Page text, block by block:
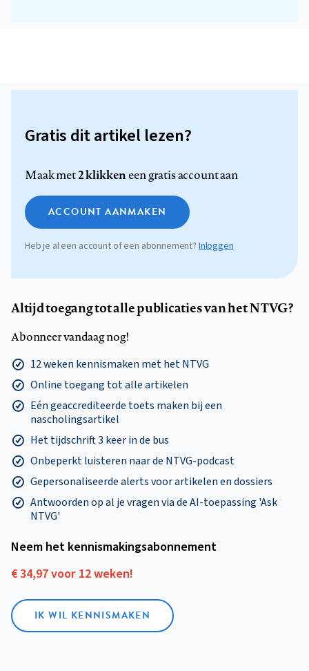
Gratis dit artikel lezen?
Maak met2 klikkeneen gratis account aan
ACCOUNT AANMAKEN
Heb je al een account of een abonnement? Inloggen
Altijd toegang tot alle publicaties van het NTVG?
Abonneer vandaag nog!
12 weken kennismaken met het NTVG
Online toegang tot alle artikelen
Eén geaccrediteerde toets maken bij een
nascholingsartikel
Het tijdschrift 3 keer in de bus
Onbeperkt luisteren naar de NTVG-podcast
Gepersonaliseerde alerts voor artikelen en dossiers
Antwoorden op al je vragen via de AI-toepassing 'Ask
NTVG'
Neem het kennismakings­abonnement
€ 34,97 voor 12 weken!
IK WIL KENNISMAKEN